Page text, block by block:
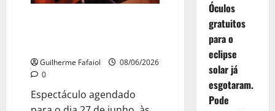
Guilherme Fafaiol
08/06/2026
0
Espectáculo agendado
Óculos
gratuitos
para o
eclipse
solar já
esgotaram.
Pode